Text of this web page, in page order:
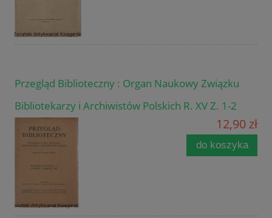
Przegląd Biblioteczny : Organ Naukowy Związku
Bibliotekarzy i Archiwistów Polskich R. XV Z. 1-2
12,90 zł
do koszyka